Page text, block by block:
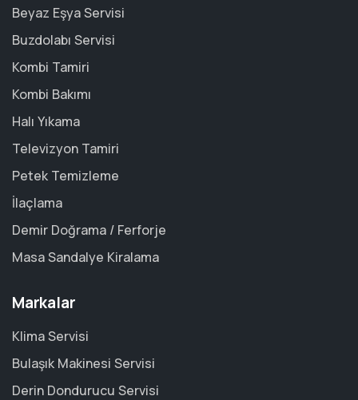
Beyaz Eşya Servisi
Buzdolabı Servisi
Kombi Tamiri
Kombi Bakımı
Halı Yıkama
Televizyon Tamiri
Petek Temizleme
İlaçlama
Demir Doğrama / Ferforje
Masa Sandalye Kiralama
Markalar
Klima Servisi
Bulaşık Makinesi Servisi
Derin Dondurucu Servisi